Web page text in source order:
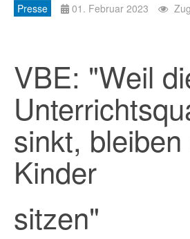
Presse 01. Februar 2023
VBE: "Weil
sinkt,
Kinder
sitzen"